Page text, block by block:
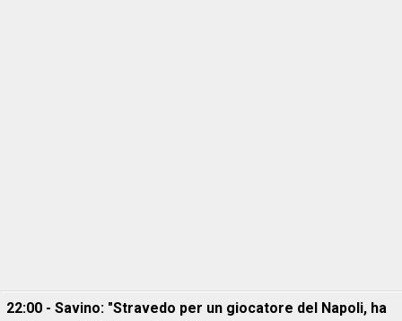
22:00 - Savino: "Stravedo per un giocatore del Napoli, ha